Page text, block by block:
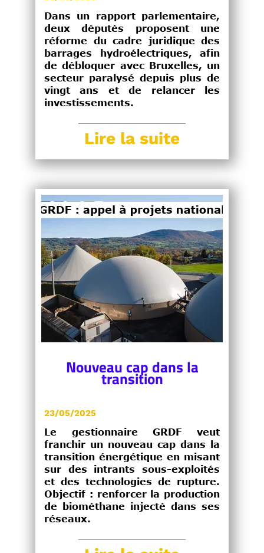
Dans un rapport parlementaire,
deux députés proposent une
réforme du cadre juridique des
barrages hydroélectriques, afin
de débloquer avec Bruxelles, un
secteur paralysé depuis plus de
vingt ans et de relancer les
investissements.
Lire la suite
Nouveau cap dans la
transition
23/05/2025
Le gestionnaire GRDF veut
franchir un nouveau cap dans la
transition énergétique en misant
sur des intrants sous-exploités
et des technologies de rupture.
Objectif : renforcer la production
de biométhane injecté dans ses
réseaux.